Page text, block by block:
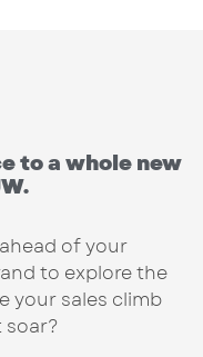
to a whole new
of your
to explore the
your sales climb